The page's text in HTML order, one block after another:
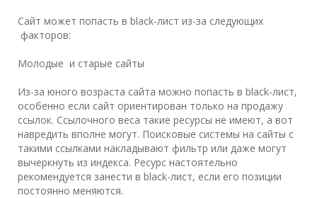
Сайт может попасть в black-лист из-за следующих
факторов:
Молодые и старые сайты
Из-за юного возраста сайта можно попасть в black-лист,
особенно если сайт ориентирован только на продажу
ссылок. Ссылочного веса такие ресурсы не имеют, а вот
навредить вполне могут. Поисковые системы на сайты с
такими ссылками накладывают фильтр или даже могут
вычеркнуть из индекса. Ресурс настоятельно
рекомендуется занести в black-лист, если его позиции
постоянно меняются.